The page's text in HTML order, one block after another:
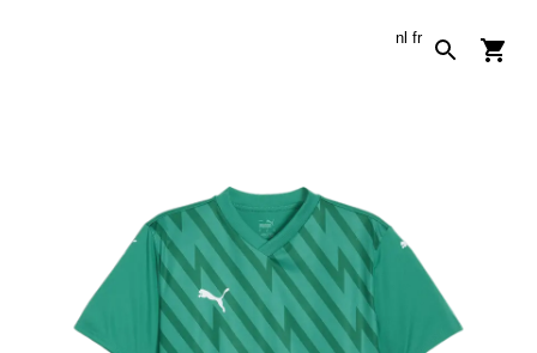
nl fr